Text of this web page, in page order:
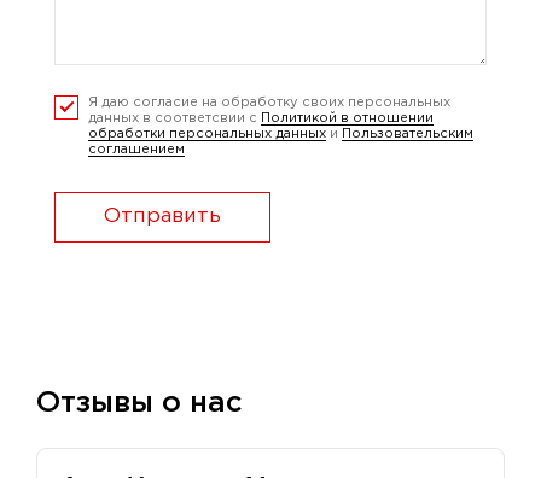
Я даю согласие на обработку своих персональных
данных в соответсвии с
Политикой в отношении
обработки персональных данных и
Пользовательским
соглашением
Отправить
Отзывы о нас